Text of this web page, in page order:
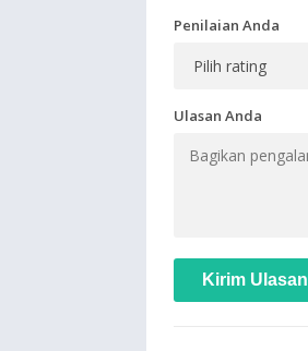
Penilaian Anda
Ulasan Anda
Kirim Ulasan